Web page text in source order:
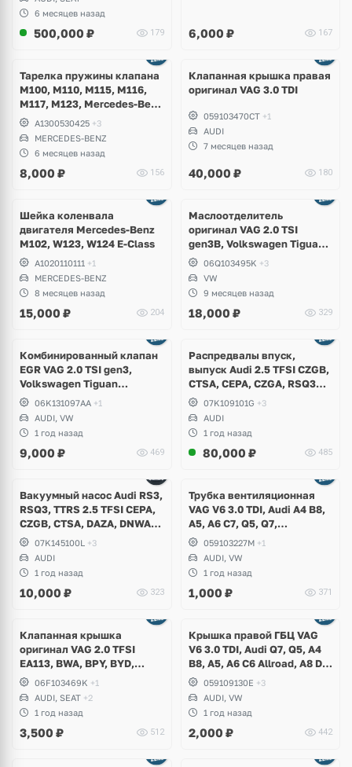
6 месяцев назад
500,000 ₽ 179 6,000 ₽ 167
Тарелка пружины клапана
M100, M110, M115, M116,
M117, M123, Mercedes-Benz
W100, W109, W114, W115,
W116, W123, W124, W126,
W107
A1300530425 +3
MERCEDES-BENZ
6 месяцев назад
8,000 ₽ 156
Клапанная крышка правая
оригинал VAG 3.0 TDI
059103470CT +1
AUDI
7 месяцев назад
40,000 ₽ 180
Шейка коленвала
двигателя Mercedes-Benz
M102, W123, W124 E-Class
A1020110111 +1
MERCEDES-BENZ
8 месяцев назад
15,000 ₽ 204
Маслоотделитель
оригинал VAG 2.0 TSI
gen3B, Volkswagen Tiguan
Allspace, Teramont, Jetta,
Passat B8, Atlas Cross Sport
06Q103495K +3
VW
9 месяцев назад
18,000 ₽ 329
Комбинированный клапан
EGR VAG 2.0 TSI gen3,
Volkswagen Tiguan
Allspace, Jetta, Beetle, Audi
A3, S3, TT, TTS, Q3 USA
06K131097AA +1
AUDI, VW
1 год назад
9,000 ₽ 469
Распредвалы впуск,
выпуск Audi 2.5 TFSI CZGB,
CTSA, CEPA, CZGA, RSQ3
8U, RS3 8P, 8V, TTRS 8J
07K109101G +3
AUDI
1 год назад
80,000 ₽ 485
Вакуумный насос Audi RS3,
RSQ3, TTRS 2.5 TFSI CEPA,
CZGB, CTSA, DAZA, DNWA,
CZGA, CEPB
07K145100L
+3
AUDI
1 год назад
10,000 ₽ 323
Трубка вентиляционная
VAG V6 3.0 TDI, Audi A4 B8,
A5, A6 C7, Q5, Q7,
Volkswagen Touareg GP, NF
059103227M +1
AUDI, VW
1 год назад
1,000 ₽ 371
Клапанная крышка
оригинал VAG 2.0 TFSI
EA113, BWA, BPY, BYD,
CDLA, CDLC, Audi A3, S3, TT,
TTS, Volkswagen Golf 5 GTI,
6 R, Jetta, Passat B6, Eos,
Skoda Octavia A5 RS
06F103469K +1
AUDI, SEAT +2
1 год назад
3,500 ₽ 512
Крышка правой ГБЦ VAG
V6 3.0 TDI, Audi Q7, Q5, A4
B8, A5, A6 C6 Allroad, A8 D3,
Volkswagen Touareg GP, NF,
Phaeton
059109130E +3
AUDI, VW
1 год назад
2,000 ₽ 442